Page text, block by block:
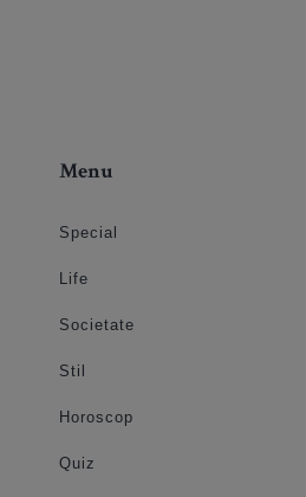
Menu
Special
Life
Societate
Stil
Horoscop
Quiz